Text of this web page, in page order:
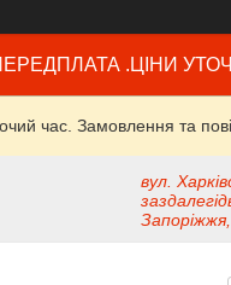
.ЦІНИ
час. Замовлення та
вул.